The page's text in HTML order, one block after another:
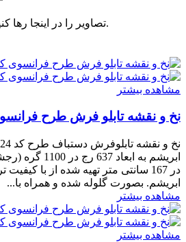
تصاویر را در اینجا رها کنید و یا برای آپلود کلیک کنید.
مشاهده بیشتر
نخ و نقشه تابلو فرش طرح فرانسوی
در 167 سانتی متر تهیه شده از با
ابریشم. بصورت گلوله شده و همراه با...
مشاهده بیشتر
مشاهده بیشتر